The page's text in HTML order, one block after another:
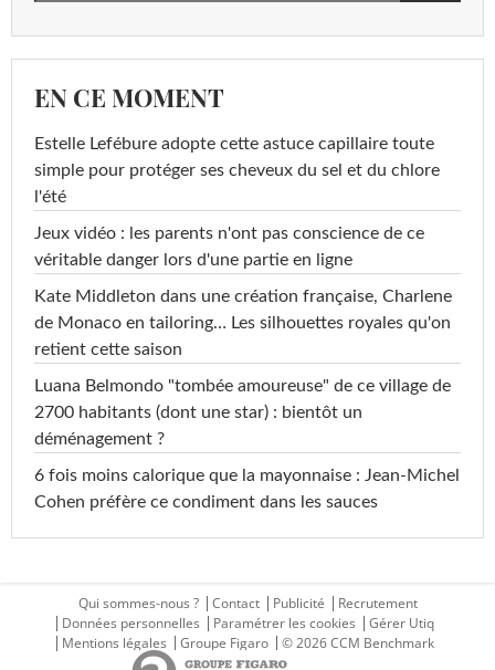
EN CE MOMENT
Estelle Lefébure adopte cette astuce capillaire toute
simple pour protéger ses cheveux du sel et du chlore
l'été
Jeux vidéo : les parents n'ont pas conscience de ce
véritable danger lors d'une partie en ligne
Kate Middleton dans une création française, Charlene
de Monaco en tailoring… Les silhouettes royales qu'on
retient cette saison
Luana Belmondo "tombée amoureuse" de ce village de
2700 habitants (dont une star) : bientôt un
déménagement ?
6 fois moins calorique que la mayonnaise : Jean-Michel
Cohen préfère ce condiment dans les sauces
Qui sommes-nous ? Contact Publicité
Recrutement
Données personnelles
Paramétrer les cookies
Gérer Utiq
Mentions légales
Groupe Figaro © 2026 CCM Benchmark